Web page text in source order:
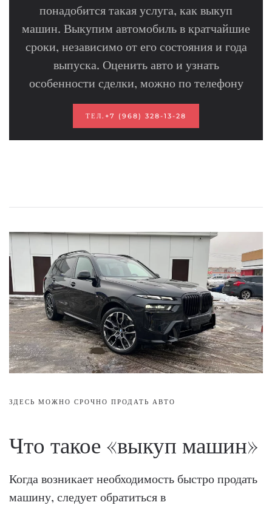
понадобится такая услуга, как выкуп
машин. Выкупим автомобиль в кратчайшие
сроки, независимо от его состояния и года
выпуска. Оценить авто и узнать
особенности сделки, можно по телефону
ТЕЛ.+7 (968) 328-13-28
ЗДЕСЬ МОЖНО СРОЧНО ПРОДАТЬ АВТО
Что такое «выкуп машин»
Когда возникает необходимость быстро продать
машину, следует обратиться в